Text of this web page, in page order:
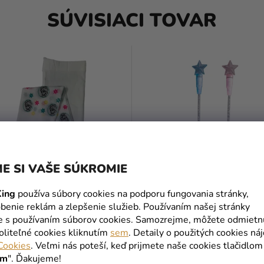
SI VAŠE SÚKROMIE
používa súbory cookies na podporu fungovania stránky,
reklám a zlepšenie služieb. Používaním našej stránky
s používaním súborov cookies. Samozrejme, môžete
cookies kliknutím sem. Detaily o použitých cookies
. Veľmi nás poteší, keď prijmete naše cookies tlačidlom
". Ďakujeme!
SÚVISIACI TOVAR
pančuchové nohavice -
Svietiaca čarovná palička -
Ružová/Modrá/Zelená/Žltá